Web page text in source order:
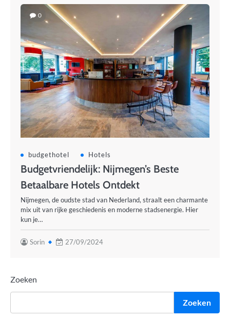
0
budgethotel Hotels
Budgetvriendelijk: Nijmegen’s Beste
Betaalbare Hotels Ontdekt
Nijmegen, de oudste stad van Nederland, straalt een charmante
mix uit van rijke geschiedenis en moderne stadsenergie. Hier
kun je…
Sorin 27/09/2024
Zoeken
Zoeken